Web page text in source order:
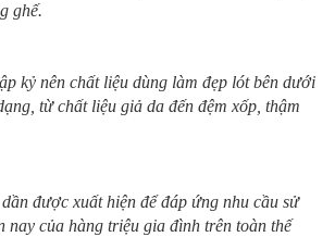
ghế.
kỷ nên chất liệu dùng làm đẹp lót bên dưới
từ chất liệu giả da đến đệm xốp, thậm
được xuất hiện để đáp ứng nhu cầu sử
nay của hàng triệu gia đình trên toàn thế